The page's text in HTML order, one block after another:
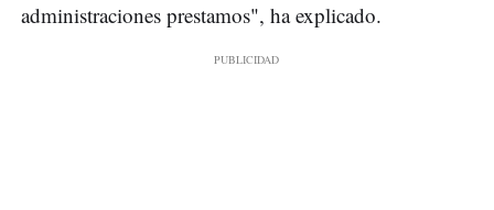
administraciones prestamos", ha explicado.